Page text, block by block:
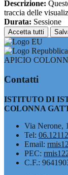
Descrizione:
traccia delle
Durata: Sessione
Accetta tutti
APICIO
Contatti
ISTITUTO DI
COLONNA
Via Nerone,
Tel:
Email:
PEC:
C.F.: